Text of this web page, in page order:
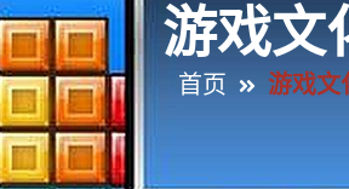
游戏文
首页 游戏文